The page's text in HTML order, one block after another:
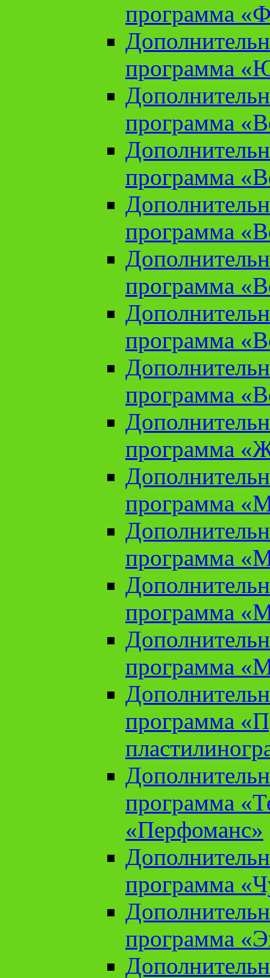
программа
программа
программа
программа
программа
программа
программа
программа
программа
программа
программа
программа
программа
программа
программа
«Перфоманс»
программа
программа